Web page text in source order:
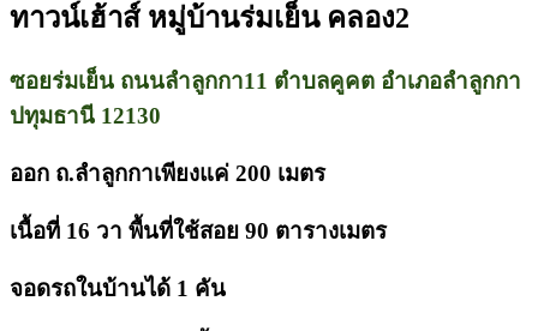
ทาวน์เฮ้าส์ หมู่บ้านร่มเย็น คลอง2
ซอยร่มเย็น ถนนลำลูกกา11 ตำบลคูคต อำเภอลำลูกกา
ปทุมธานี 12130
ออก ถ.ลำลูกกาเพียงแค่ 200 เมตร
เนื้อที่ 16 วา พื้นที่ใช้สอย 90 ตารางเมตร
จอดรถในบ้านได้ 1 คัน